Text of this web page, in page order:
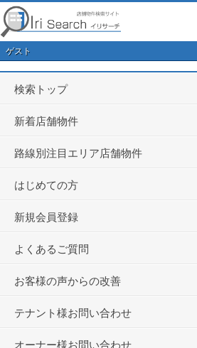
ゲスト
検索トップ
新着店舗物件
路線別注目エリア店舗物件
はじめての方
新規会員登録
よくあるご質問
お客様の声からの改善
テナント様お問い合わせ
オーナー様お問い合わせ